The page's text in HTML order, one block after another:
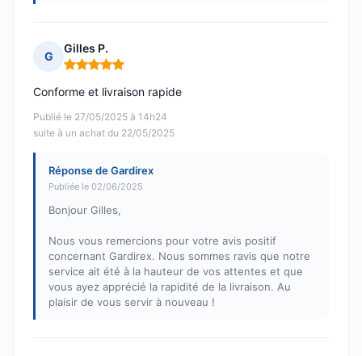
G
Gilles P.
Note : 5 sur 5
Publié le 27/05/2025 à 14h24
suite à un achat du 22/05/2025
Conforme et livraison rapide
Réponse de Gardirex
Publiée le 02/06/2025
Bonjour Gilles,
Nous vous remercions pour votre avis positif
concernant Gardirex. Nous sommes ravis que notre
service ait été à la hauteur de vos attentes et que
vous ayez apprécié la rapidité de la livraison. Au
plaisir de vous servir à nouveau !